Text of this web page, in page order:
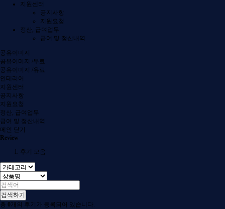
지원센터
공지사항
지원요청
정산, 급여업무
급여 및 정산내역
공유이미지
공유이미지 /무료
공유이미지 /유료
인테리어
지원센터
공지사항
지원요청
정산, 급여업무
급여 및 정산내역
메인 닫기
Review
후기 모음
검색하기
총 0개의 후기가 등록되어 있습니다.